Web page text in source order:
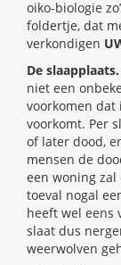
oiko-biologie
foldertje, dat
verkondigen
De slaapplaats.
niet een
voorkomen dat
voorkomt. Per
of later dood,
mensen de
een woning
toeval nogal
heeft wel eens
slaat dus
weerwolven